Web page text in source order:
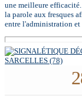
une meilleure
la parole aux fresques
entre l'administration et